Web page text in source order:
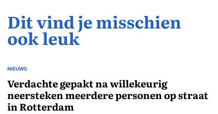
Dit vind je misschien
ook leuk
GEPLAATST
NIEUWS
Verdachte gepakt na willekeurig
neersteken meerdere personen op straat
in Rotterdam